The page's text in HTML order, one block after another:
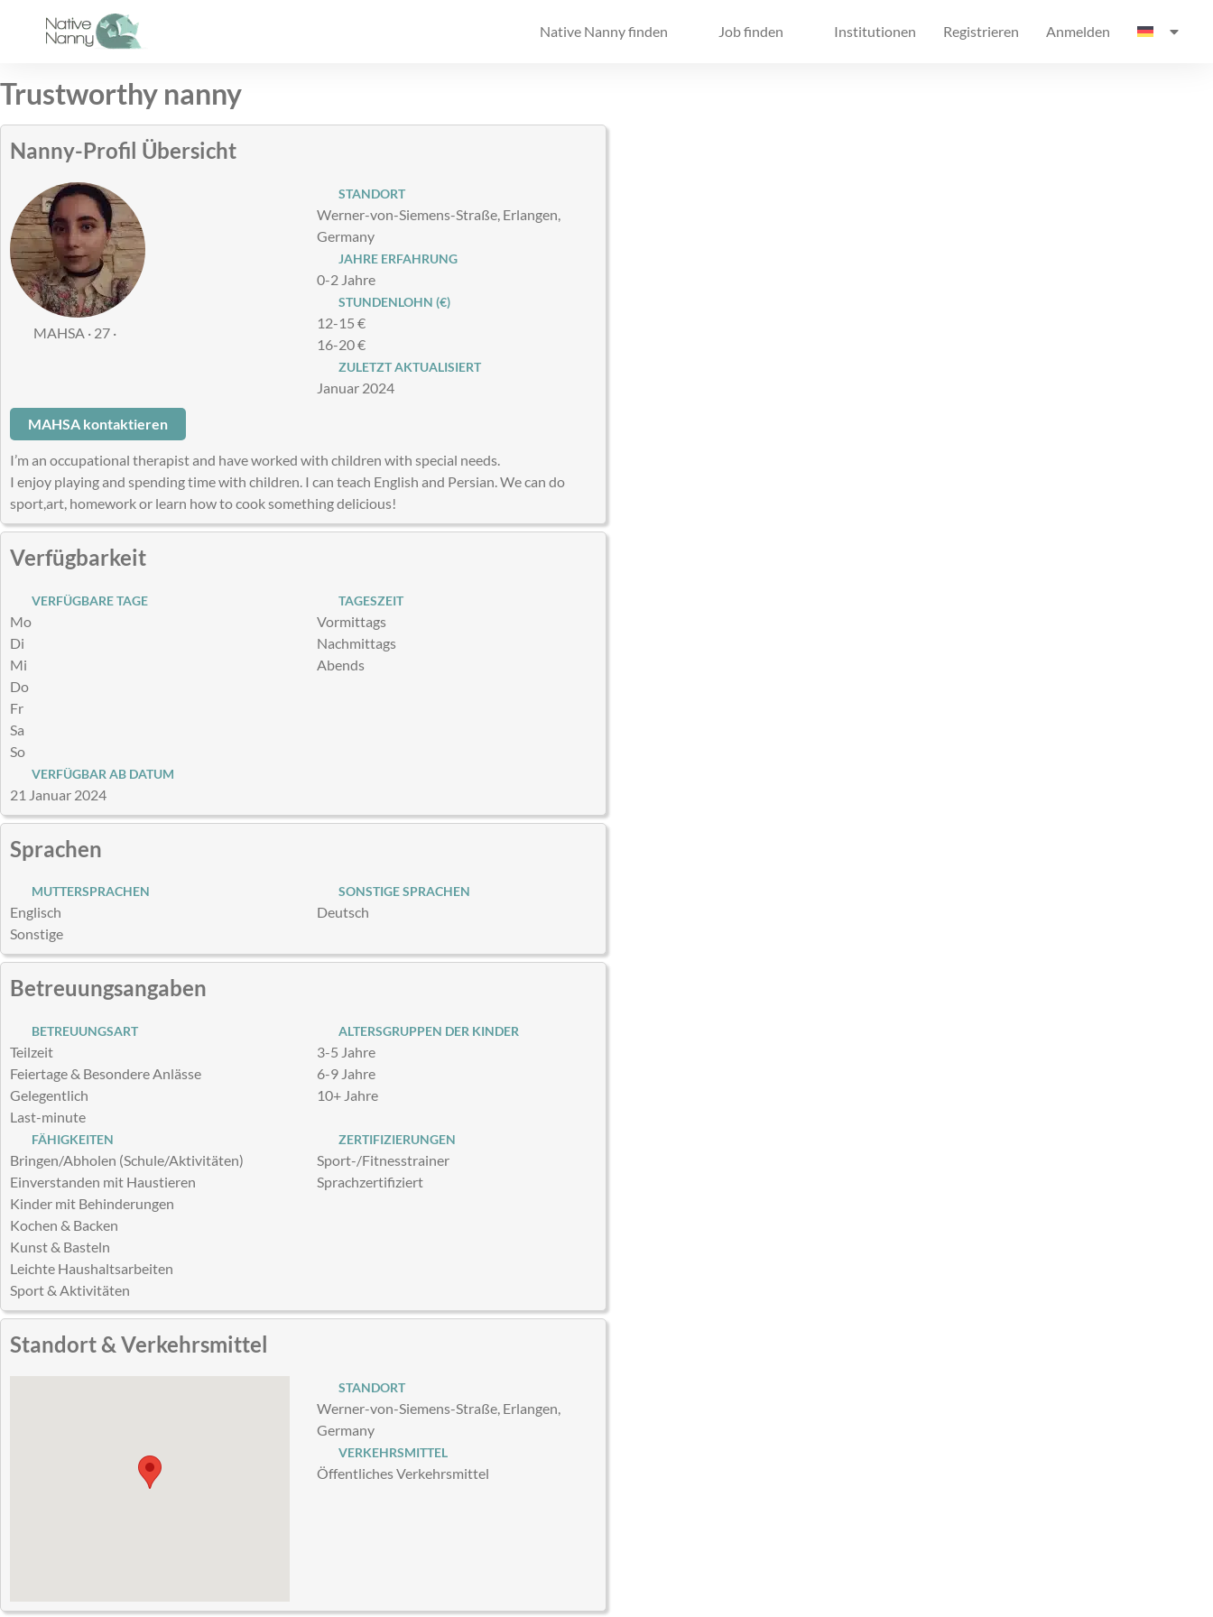
Native Nanny finden Job finden Institutionen Registrieren Anmelden
Trustworthy nanny
Nanny-Profil Übersicht
MAHSA · 27 ·
STANDORT
Werner-von-Siemens-Straße, Erlangen,
Germany
JAHRE ERFAHRUNG
0-2 Jahre
STUNDENLOHN (€)
12-15 €
16-20 €
ZULETZT AKTUALISIERT
Januar 2024
MAHSA kontaktieren
I’m an occupational therapist and have worked with children with special needs.
I enjoy playing and spending time with children. I can teach English and Persian. We can do
sport,art, homework or learn how to cook something delicious!
Verfügbarkeit
VERFÜGBARE TAGE
Mo
Di
Mi
Do
Fr
Sa
So
TAGESZEIT
Vormittags
Nachmittags
Abends
VERFÜGBAR AB DATUM
21 Januar 2024
Sprachen
MUTTERSPRACHEN
Englisch
Sonstige
SONSTIGE SPRACHEN
Deutsch
Betreuungsangaben
BETREUUNGSART
Teilzeit
Feiertage & Besondere Anlässe
Gelegentlich
Last-minute
ALTERSGRUPPEN DER KINDER
3-5 Jahre
6-9 Jahre
10+ Jahre
FÄHIGKEITEN
Bringen/Abholen (Schule/Aktivitäten)
Einverstanden mit Haustieren
Kinder mit Behinderungen
Kochen & Backen
Kunst & Basteln
Leichte Haushaltsarbeiten
Sport & Aktivitäten
ZERTIFIZIERUNGEN
Sport-/Fitnesstrainer
Sprachzertifiziert
Standort & Verkehrsmittel
STANDORT
Werner-von-Siemens-Straße, Erlangen,
Germany
VERKEHRSMITTEL
Öffentliches Verkehrsmittel